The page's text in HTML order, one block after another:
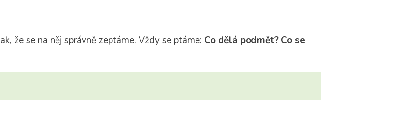
že se na něj správně zeptáme. Vždy se ptáme: Co dělá podmět? Co se